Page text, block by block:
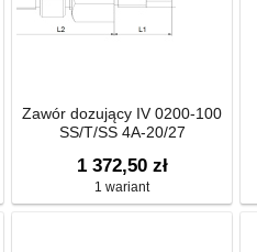
Zawór dozujący IV 0200-100
SS/T/SS 4A-20/27
1 372,50 zł
1 wariant